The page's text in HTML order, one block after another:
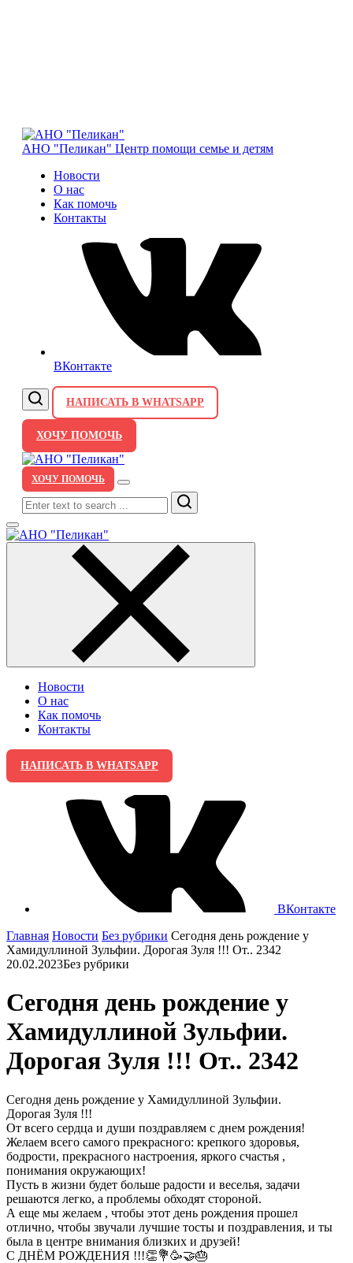
АНО "Пеликан" Центр помощи семье и детям
Новости
О нас
Как помочь
Контакты
ВКонтакте
НАПИСАТЬ В WHATSAPP
ХОЧУ ПОМОЧЬ
ХОЧУ ПОМОЧЬ
Search
Новости
О нас
Как помочь
Контакты
НАПИСАТЬ В WHATSAPP
ВКонтакте
Главная Новости Без рубрики Сегодня день рождение у
Хамидуллиной Зульфии. Дорогая Зуля !!! От.. 2342
20.02.2023Без рубрики
Сегодня день рождение у
Хамидуллиной Зульфии.
Дорогая Зуля !!! От.. 2342
Сегодня день рождение у Хамидуллиной Зульфии.
Дорогая Зуля !!!
От всего сердца и души поздравляем с днем рождения!
Желаем всего самого прекрасного: крепкого здоровья,
бодрости, прекрасного настроения, яркого счастья ,
понимания окружающих!
Пусть в жизни будет больше радости и веселья, задачи
решаются легко, а проблемы обходят стороной.
А еще мы желаем , чтобы этот день рождения прошел
отлично, чтобы звучали лучшие тосты и поздравления, и ты
была в центре внимания близких и друзей!
С ДНЁМ РОЖДЕНИЯ !!!👏💐🥳🤝🎂